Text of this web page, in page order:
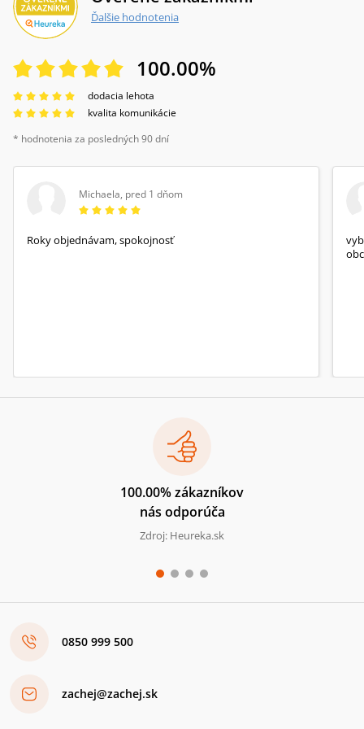
Ďalšie hodnotenia
100.00%
dodacia lehota
kvalita komunikácie
* hodnotenia za posledných 90 dní
Michaela, pred 1 dňom
Roky objednávam, spokojnosť
100.00% zákazníkov
nás odporúča
Zdroj: Heureka.sk
0850 999 500
zachej@zachej.sk